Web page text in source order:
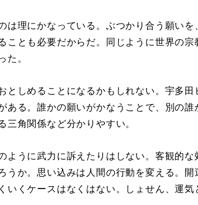
理にかなっている。ぶつかり合う願いを
ことも必要だからだ。同じように世界の宗
た。
しめることになるかもしれない。宇多田
ある。誰かの願いがかなうことで、別の誰
角関係など分かりやすい。
うに武力に訴えたりはしない。客観的な
うか。思い込みは人間の行動を変える。開
いくケースはなくはない。しょせん、運気